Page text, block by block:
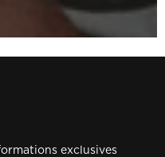
exclusives